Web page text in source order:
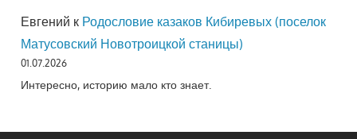
Евгений к Родословие казаков Кибиревых (поселок
Матусовский Новотроицкой станицы)
01.07.2026
Интересно, историю мало кто знает.